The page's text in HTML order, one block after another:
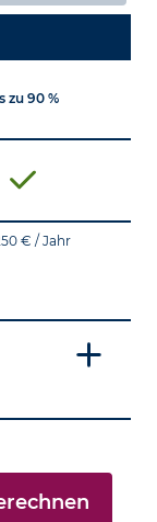
zu 90 %
€ / Jahr